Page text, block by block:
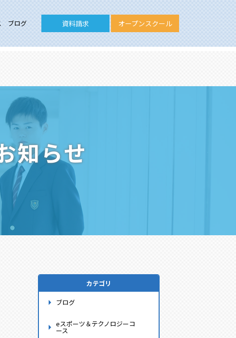
ブログ 資料請求 オープンスクール
知らせ
カテゴリ
ブログ
eスポーツ＆テクノロジーコ
ース